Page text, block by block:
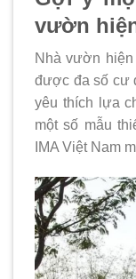
vườn
Nhà vườn
được đa số cư
yêu thích lựa
một số mẫu
IMA Việt Nam